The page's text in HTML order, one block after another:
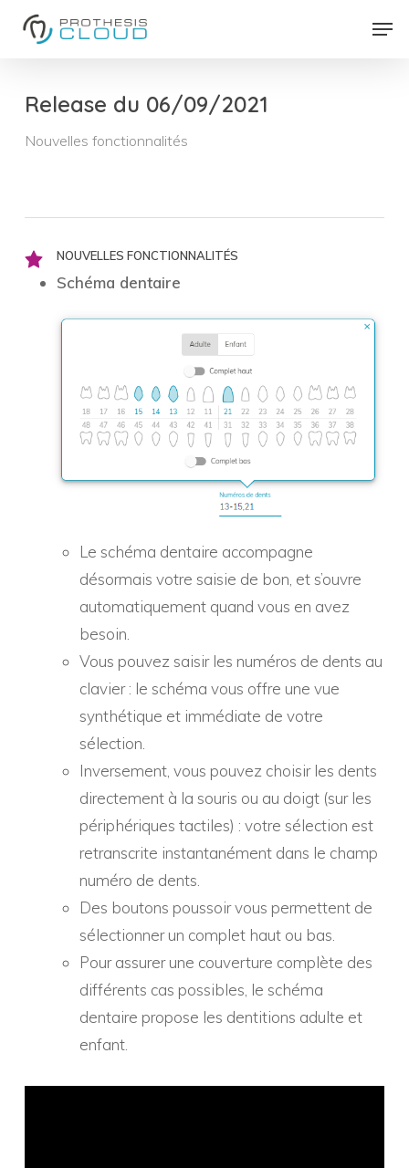
contentRelease du 06/09/2021
Nouvelles fonctionnalités
NOUVELLES FONCTIONNALITÉS
Schéma dentaire
Le schéma dentaire accompagne
désormais votre saisie de bon, et s’ouvre
automatiquement quand vous en avez
besoin.
Vous pouvez saisir les numéros de dents au
clavier : le schéma vous offre une vue
synthétique et immédiate de votre
sélection.
Inversement, vous pouvez choisir les dents
directement à la souris ou au doigt (sur les
périphériques tactiles) : votre sélection est
retranscrite instantanément dans le champ
numéro de dents.
Des boutons poussoir vous permettent de
sélectionner un complet haut ou bas.
Pour assurer une couverture complète des
différents cas possibles, le schéma
dentaire propose les dentitions adulte et
enfant.